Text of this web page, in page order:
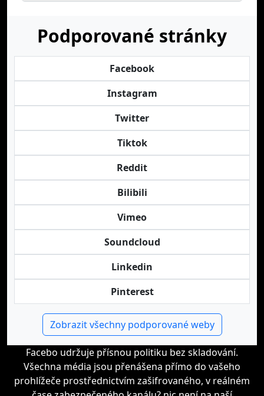
Podporované stránky
Facebook
Instagram
Twitter
Tiktok
Reddit
Bilibili
Vimeo
Soundcloud
Linkedin
Pinterest
Zobrazit všechny podporované weby
Facebo udržuje přísnou politiku bez skladování.
Všechna média jsou přenášena přímo do vašeho
prohlížeče prostřednictvím zašifrovaného, v reálném